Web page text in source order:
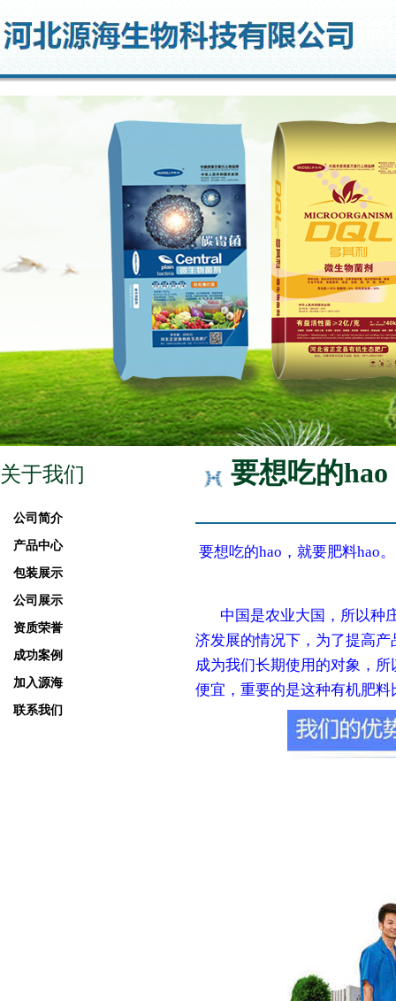
关于我们
公司简介
产品中心
包装展示
公司展示
资质荣誉
成功案例
加入源海
联系我们
要想吃的
要想吃的hao，就要肥料hao。
中国是农业大国，所以种
济发展的情况下，为了提高
成为我们长期使用的对象，
便宜，重要的是这种有机肥料